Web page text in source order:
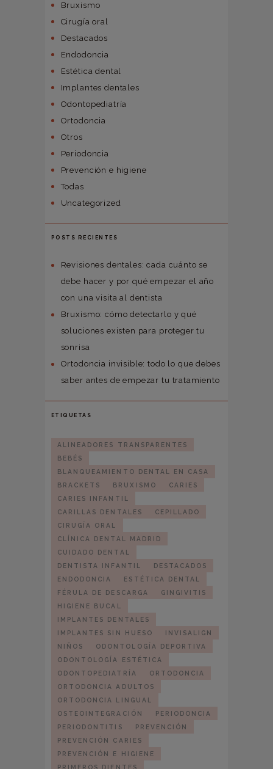
Bruxismo
Cirugía oral
Destacados
Endodoncia
Estética dental
Implantes dentales
Odontopediatría
Ortodoncia
Otros
Periodoncia
Prevención e higiene
Todas
Uncategorized
POSTS RECIENTES
Revisiones dentales: cada cuánto se
debe hacer y por qué empezar el año
con una visita al dentista
Bruxismo: cómo detectarlo y qué
soluciones existen para proteger tu
sonrisa
Ortodoncia invisible: todo lo que debes
saber antes de empezar tu tratamiento
ETIQUETAS
ALINEADORES TRANSPARENTES
BEBÉS
BLANQUEAMIENTO DENTAL EN CASA
BRACKETS
BRUXISMO
CARIES
CARIES INFANTIL
CARILLAS DENTALES
CEPILLADO
CIRUGÍA ORAL
CLÍNICA DENTAL MADRID
CUIDADO DENTAL
DENTISTA INFANTIL
DESTACADOS
ENDODONCIA
ESTÉTICA DENTAL
FÉRULA DE DESCARGA
GINGIVITIS
HIGIENE BUCAL
IMPLANTES DENTALES
IMPLANTES SIN HUESO
INVISALIGN
NIÑOS
ODONTOLOGÍA DEPORTIVA
ODONTOLOGÍA ESTÉTICA
ODONTOPEDIATRÍA
ORTODONCIA
ORTODONCIA ADULTOS
ORTODONCIA LINGUAL
OSTEOINTEGRACIÓN
PERIODONCIA
PERIODONTITIS
PREVENCIÓN
PREVENCIÓN CARIES
PREVENCIÓN E HIGIENE
PRIMEROS DIENTES